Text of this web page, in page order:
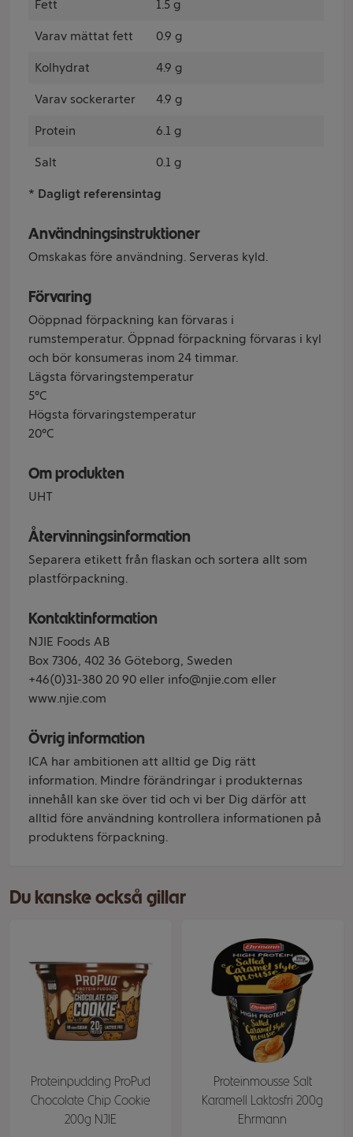
Fett 1.5 g
Varav mättat fett 0.9 g
Kolhydrat 4.9 g
Varav sockerarter 4.9 g
Protein 6.1 g
Salt 0.1 g
* Dagligt referensintag
Användningsinstruktioner
Omskakas före användning. Serveras kyld.
Förvaring
Oöppnad förpackning kan förvaras i
rumstemperatur. Öppnad förpackning förvaras i kyl
och bör konsumeras inom 24 timmar.
Lägsta förvaringstemperatur
5°C
Högsta förvaringstemperatur
20°C
Om produkten
UHT
Återvinningsinformation
Separera etikett från flaskan och sortera allt som
plastförpackning.
Kontaktinformation
NJIE Foods AB
Box 7306, 402 36 Göteborg, Sweden
+46(0)31-380 20 90 eller info@njie.com eller
www.njie.com
Övrig information
ICA har ambitionen att alltid ge Dig rätt
information. Mindre förändringar i produkternas
innehåll kan ske över tid och vi ber Dig därför att
alltid före användning kontrollera informationen på
produktens förpackning.
Du kanske också gillar
Proteinpudding ProPud
Chocolate Chip Cookie
200g NJIE
Proteinmousse Salt
Karamell Laktosfri 200g
Ehrmann